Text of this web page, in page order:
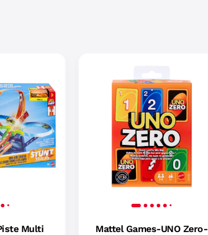
Multi
Mattel Games-UNO Zero-